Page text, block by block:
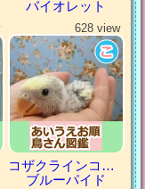
バイオレット
628 view
コザクラインコ（小桜インコ）
ブルーパイド